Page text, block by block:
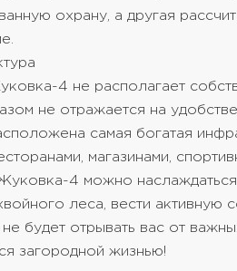
охрану, а другая
4 не располагает
не отражается на
самая богатая
магазинами,
4 можно
леса, вести активную
не будет отрывать вас от
загородной жизнью!